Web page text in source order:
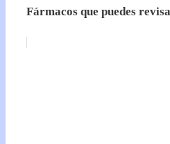
Fármacos que puedes